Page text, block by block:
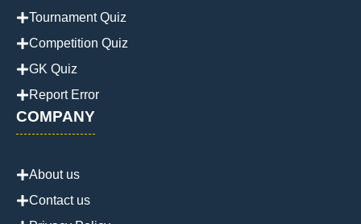
Tournament Quiz
Competition Quiz
GK Quiz
Report Error
COMPANY
About us
Contact us